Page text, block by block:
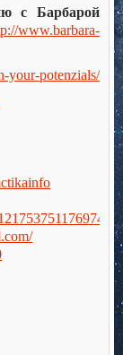
с Барбарой
www.barbara-
your-potenzials/